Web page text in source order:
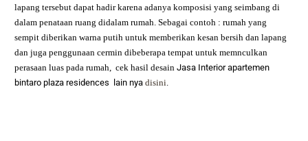
lapang tersebut dapat hadir karena adanya komposisi yang seimbang di
dalam penataan ruang didalam rumah. Sebagai contoh : rumah yang
sempit diberikan warna putih untuk memberikan kesan bersih dan lapang
dan juga penggunaan cermin dibeberapa tempat untuk memnculkan
perasaan luas pada rumah,
cek hasil desainJasa Interior apartemen
bintaro plaza residences lain nyadisini